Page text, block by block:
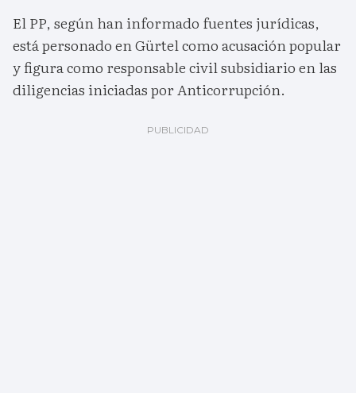
El PP, según han informado fuentes jurídicas,
está personado en Gürtel como acusación popular
y figura como responsable civil subsidiario en las
diligencias iniciadas por Anticorrupción.